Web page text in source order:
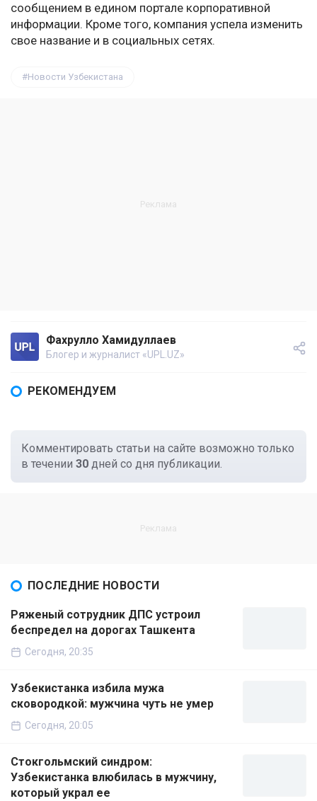
сообщением в едином портале корпоративной
информации. Кроме того, компания успела изменить
свое название и в социальных сетях.
Новости Узбекистана
Фахрулло Хамидуллаев
Блогер и журналист «UPL.UZ»
РЕКОМЕНДУЕМ
Комментировать статьи на сайте возможно только
в течении 30 дней со дня публикации.
ПОСЛЕДНИЕ НОВОСТИ
Ряженый сотрудник ДПС устроил
беспредел на дорогах Ташкента
Сегодня, 20:35
Узбекистанка избила мужа
сковородкой: мужчина чуть не умер
Сегодня, 20:05
Стокгольмский синдром:
Узбекистанка влюбилась в мужчину,
который украл ее